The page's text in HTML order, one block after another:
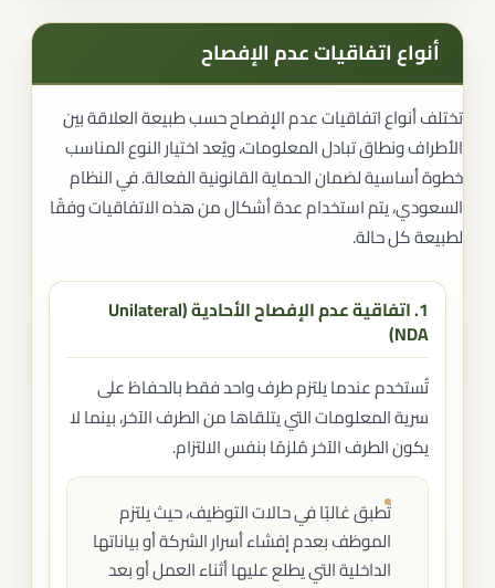
أنواع اتفاقيات عدم الإفصاح
تختلف أنواع اتفاقيات عدم الإفصاح حسب طبيعة العلاقة بين
الأطراف ونطاق تبادل المعلومات، ويُعد اختيار النوع المناسب
خطوة أساسية لضمان الحماية القانونية الفعالة. في النظام
السعودي، يتم استخدام عدة أشكال من هذه الاتفاقيات وفقًا
لطبيعة كل حالة.
1. اتفاقية عدم الإفصاح الأحادية (Unilateral
NDA)
تُستخدم عندما يلتزم طرف واحد فقط بالحفاظ على
سرية المعلومات التي يتلقاها من الطرف الآخر، بينما لا
يكون الطرف الآخر مُلزمًا بنفس الالتزام.
تُطبق غالبًا في حالات التوظيف، حيث يلتزم
الموظف بعدم إفشاء أسرار الشركة أو بياناتها
الداخلية التي يطلع عليها أثناء العمل أو بعد